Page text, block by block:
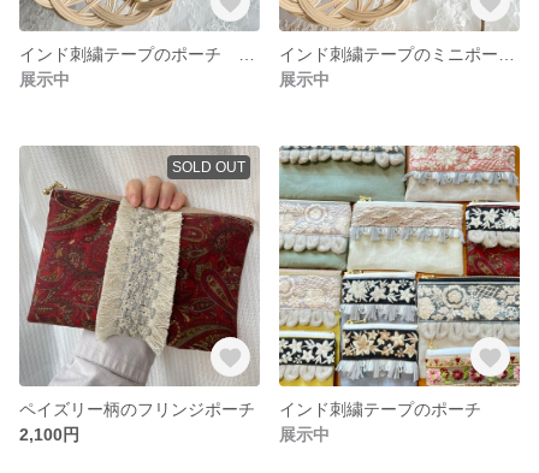
展示中
展示中
SOLD OUT
ペイズリー柄のフリンジポーチ
2,100円
インド刺繍テープのポーチ
展示中